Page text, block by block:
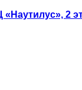
«Наутилус», 2